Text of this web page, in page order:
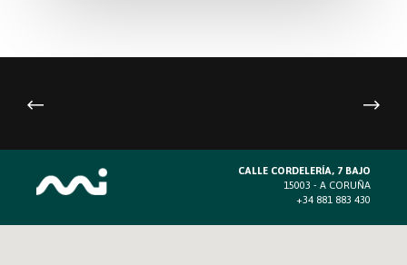
CALLE CORDELERÍA, 7 BAJO
15003 - A CORUÑA
+34 881 883 430